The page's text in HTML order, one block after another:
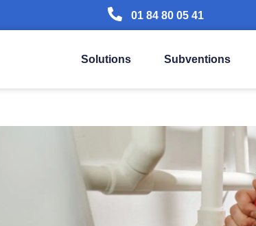
01 84 80 05 41
Solutions Subventions